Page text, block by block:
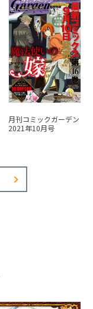
月刊コミックガーデン
2021年10月号